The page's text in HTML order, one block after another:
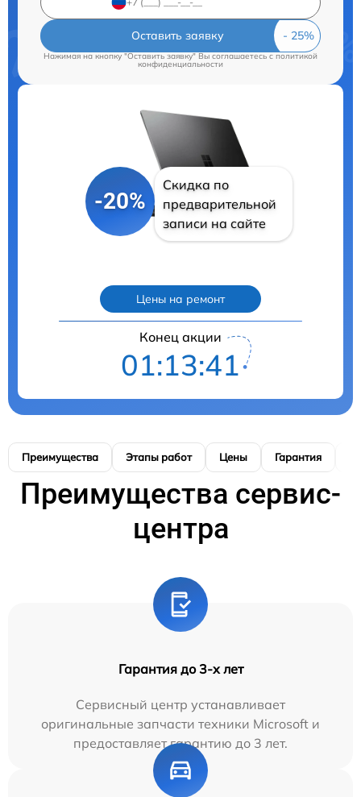
Оставить заявку
Нажимая на кнопку "Оставить заявку" Вы соглашаетесь cполитикой
конфиденциальности
-20%
Скидка по
предварительной
записи на сайте
Цены на ремонт
Конец акции
01:13:39
Преимущества Этапы работ Цены Гарантия
Преимущества сервис-
центра
Гарантия до 3-х лет
Сервисный центр устанавливает
оригинальные запчасти техники Microsoft и
предоставляет гарантию до 3 лет.